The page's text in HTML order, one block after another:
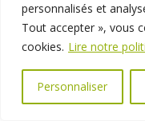
personnalisés et
Tout accepter », vous
cookies. Lire notre
Personnaliser
01 69 31 72 10
Espace élus